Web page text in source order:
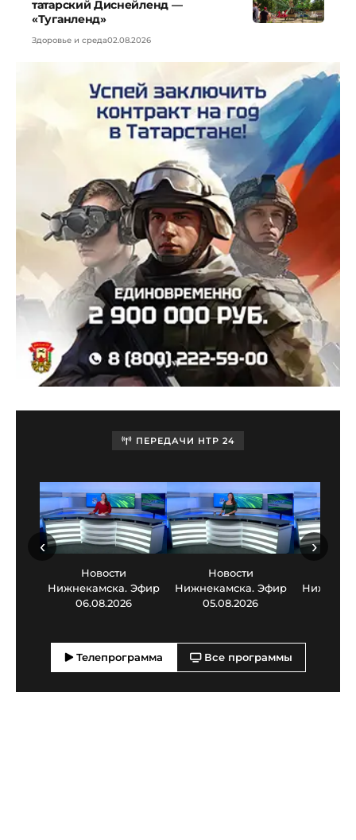
татарский Диснейленд —
«Туганленд»
Здоровье и среда02.08.2026
ПЕРЕДАЧИ НТР 24
Новости
Нижнекамска. Эфир
06.08.2026
Новости
Нижнекамска. Эфир
05.08.2026
‹ ›
Телепрограмма Все программы